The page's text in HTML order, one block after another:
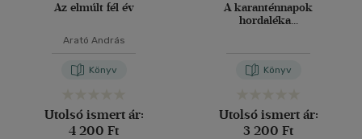
Az elmúlt fél év
Arató András
Könyv
Utolsó ismert ár:
4 200 Ft
A karanténnapok
hordaléka...
Könyv
Utolsó ismert ár:
3 200 Ft